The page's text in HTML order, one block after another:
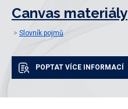
Canvas materiály
Slovník pojmů
POPTAT VÍCE INFORMACÍ